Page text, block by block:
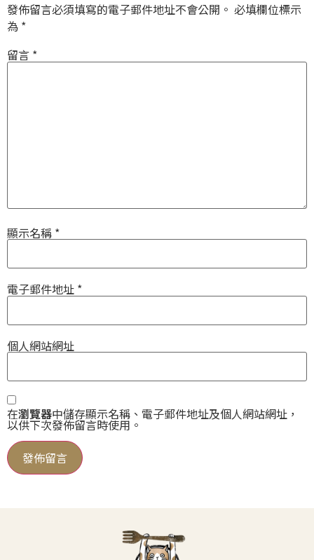
發佈留言必須填寫的電子郵件地址不會公開。 必填欄位標示
為 *
留言 *
顯示名稱 *
電子郵件地址 *
個人網站網址
在瀏覽器中儲存顯示名稱、電子郵件地址及個人網站網址，
以供下次發佈留言時使用。